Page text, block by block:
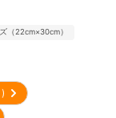
（22cm×30cm）
)